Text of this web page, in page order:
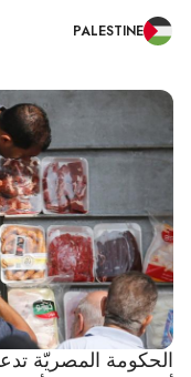
PALESTINE
الحكومة المصريّة